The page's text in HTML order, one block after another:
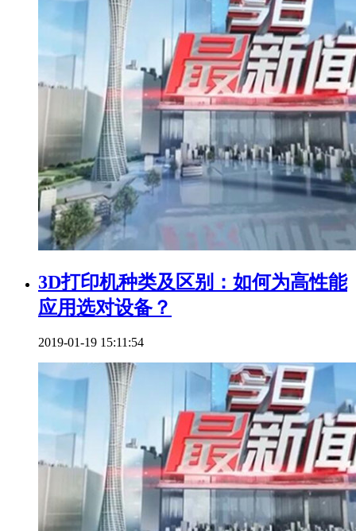
3D打印机种类及区别：如何为高性能
应用选对设备？
2019-01-19 15:11:54